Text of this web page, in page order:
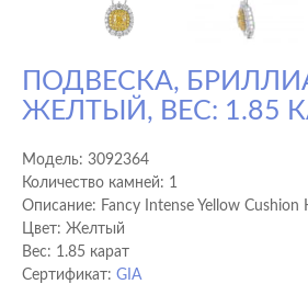
ПОДВЕСКА,
ЖЕЛТЫЙ, ВЕС: 1.85
Модель: 3092364
Количество камней: 1
Описание: Fancy Intense Yellow Cushion
Цвет: Желтый
Вес: 1.85 карат
Сертификат: GIA